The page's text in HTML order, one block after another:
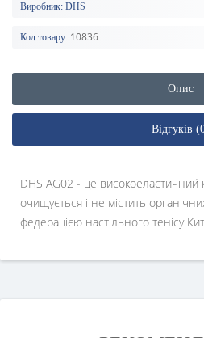
Виробник: DHS
Код товару: 10836
Опис
Відгуків
DHS AG02 - це високоеластичний
очищується і не містить
федерацією настільного тенісу